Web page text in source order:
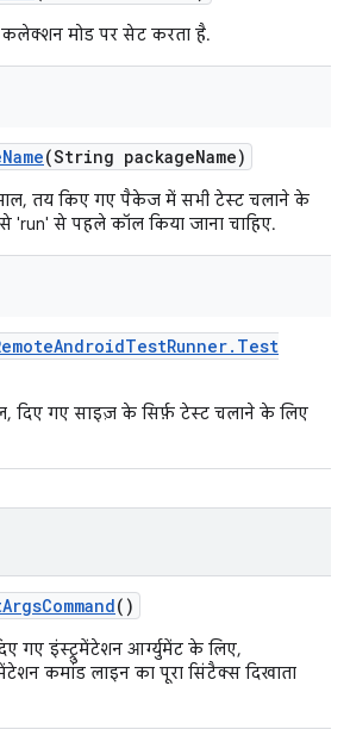
मोड पर सेट करता है.
Name(String packageName)
तय किए गए पैकेज में सभी टेस्ट चलाने के
'run' से पहले कॉल किया जाना चाहिए.
AndroidTestRunner. Test
दिए गए साइज़ के सिर्फ़ टेस्ट चलाने के लिए
ArgsCommand()
गए इंस्ट्रुमेंटेशन आर्ग्युमेंट के लिए,
कमांड लाइन का पूरा सिंटैक्स दिखाता